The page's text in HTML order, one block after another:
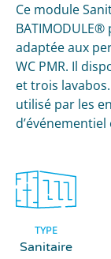
Ce module
adaptée aux
WC PMR. Il
et trois lavabos.
utilisé par les
TYPE
Sanitaire